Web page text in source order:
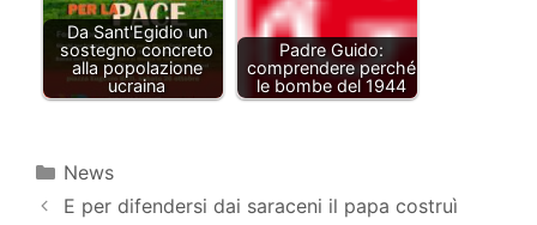
Da Sant'Egidio un
sostegno concreto
alla popolazione
ucraina
Padre Guido:
comprendere perché
le bombe del 1944
Categorie
News
E per difendersi dai saraceni il papa costruì